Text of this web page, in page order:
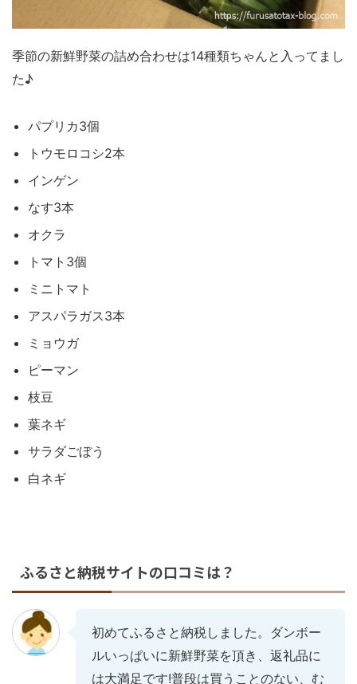
季節の新鮮野菜の詰め合わせは14種類ちゃんと入ってまし
た♪
パプリカ3個
トウモロコシ2本
インゲン
なす3本
オクラ
トマト3個
ミニトマト
アスパラガス3本
ミョウガ
ピーマン
枝豆
葉ネギ
サラダごぼう
白ネギ
ふるさと納税サイトの口コミは？
初めてふるさと納税しました。ダンボー
ルいっぱいに新鮮野菜を頂き、返礼品に
は大満足です!普段は買うことのない、む